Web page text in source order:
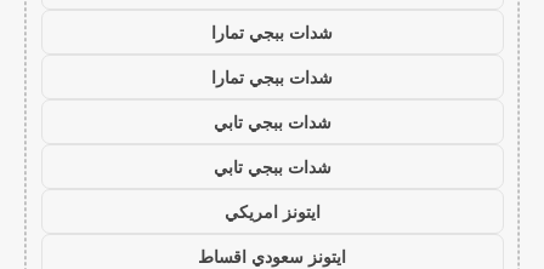
شدات ببجي تمارا
شدات ببجي تمارا
شدات ببجي تابي
شدات ببجي تابي
ايتونز امريكي
ايتونز سعودي اقساط